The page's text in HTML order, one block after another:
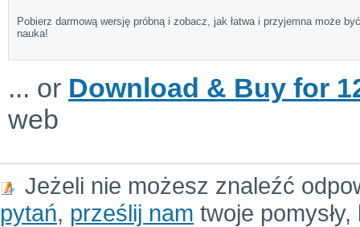
Pobierz darmową wersję próbną i zobacz, jak łatwa i przyjemna może być
nauka!
... or Download & Buy for
web
Jeżeli nie możesz znaleźć
pytań, prześlij nam twoje